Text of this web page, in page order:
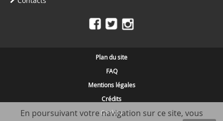
Plan du site
FAQ
Mentions légales
Crédits
Cookies
En poursuivant votre navigation sur ce site, vous